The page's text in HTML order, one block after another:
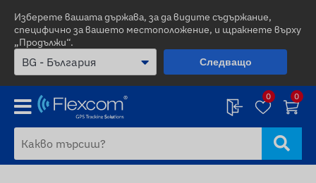
Изберете вашата държава, за да видите съдържание,
специфично за вашето местоположение, и щракнете върху
„Продължи“.
Следващо
0 0